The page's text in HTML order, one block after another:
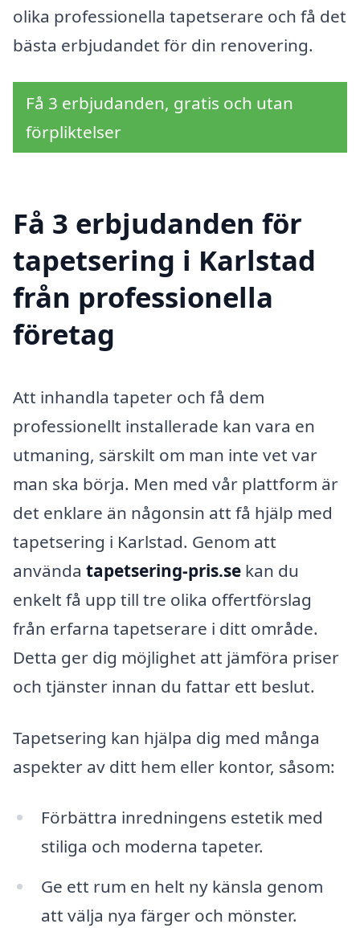
olika professionella tapetserare och få det
bästa erbjudandet för din renovering.
Få 3 erbjudanden, gratis och utan
förpliktelser
Få 3 erbjudanden för
tapetsering i Karlstad
från professionella
företag
Att inhandla tapeter och få dem
professionellt installerade kan vara en
utmaning, särskilt om man inte vet var
man ska börja. Men med vår plattform är
det enklare än någonsin att få hjälp med
tapetsering i Karlstad. Genom att
använda tapetsering-pris.se kan du
enkelt få upp till tre olika offertförslag
från erfarna tapetserare i ditt område.
Detta ger dig möjlighet att jämföra priser
och tjänster innan du fattar ett beslut.
Tapetsering kan hjälpa dig med många
aspekter av ditt hem eller kontor, såsom:
Förbättra inredningens estetik med
stiliga och moderna tapeter.
Ge ett rum en helt ny känsla genom
att välja nya färger och mönster.